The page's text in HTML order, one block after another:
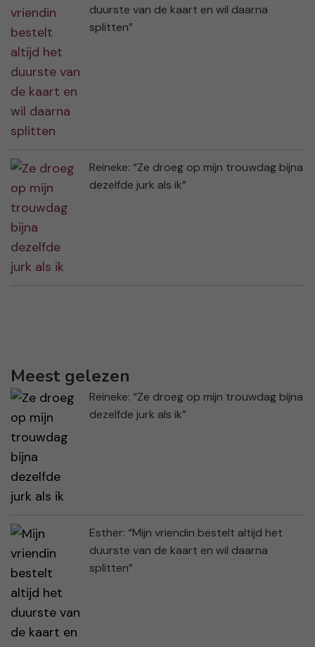
duurste van de kaart en wil daarna
splitten”
Reineke: “Ze droeg op mijn trouwdag bijna
dezelfde jurk als ik”
Meest gelezen
Reineke: “Ze droeg op mijn trouwdag bijna
dezelfde jurk als ik”
Esther: “Mijn vriendin bestelt altijd het
duurste van de kaart en wil daarna
splitten”